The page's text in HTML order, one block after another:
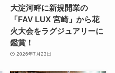
大淀河畔に新規開業の
「FAV LUX 宮崎」から花
火大会をラグジュアリーに
鑑賞！
2026年7月23日